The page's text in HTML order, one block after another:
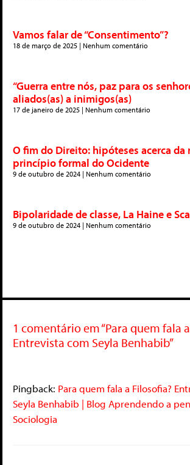
Vamos falar de “Consentimento”?
18 de março de 2025 Nenhum comentário
“Guerra entre nós, paz para os
aliados(as) a inimigos(as)
17 de janeiro de 2025 Nenhum comentário
O fim do Direito: hipóteses acerca da
princípio formal do Ocidente
9 de outubro de 2024 Nenhum comentário
Bipolaridade de classe, La Haine e
9 de outubro de 2024 Nenhum comentário
1 comentário em “Para quem fala
Entrevista com Seyla Benhabib”
Pingback: Para quem fala a Filosofia?
Seyla Benhabib | Blog Aprendendo a
Sociologia